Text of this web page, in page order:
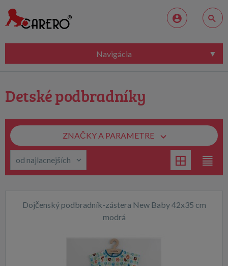
Navigácia
Detské podbradníky
ZNAČKY A PARAMETRE
Dojčenský podbradník-zástera New Baby 42x35 cm
modrá